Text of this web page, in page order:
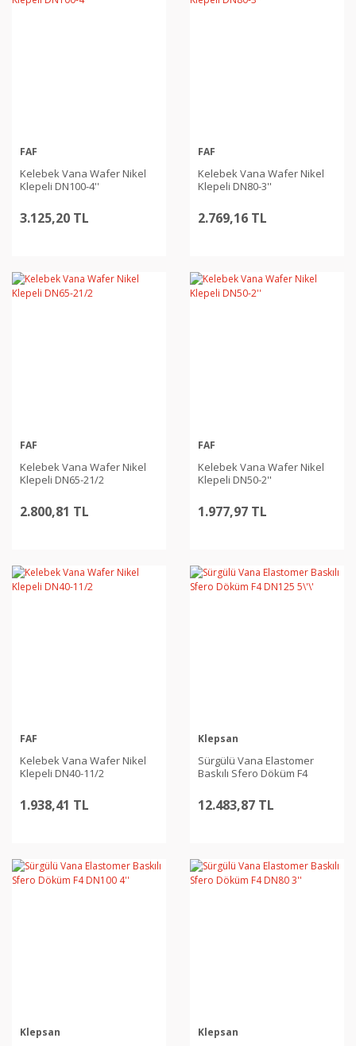
FAF
Kelebek Vana Wafer Nikel
Klepeli DN100-4''
3.125,20 TL
FAF
Kelebek Vana Wafer Nikel
Klepeli DN80-3''
2.769,16 TL
FAF
Kelebek Vana Wafer Nikel
Klepeli DN65-21/2
2.800,81 TL
FAF
Kelebek Vana Wafer Nikel
Klepeli DN50-2''
1.977,97 TL
FAF
Kelebek Vana Wafer Nikel
Klepeli DN40-11/2
1.938,41 TL
Klepsan
Sürgülü Vana Elastomer
Baskılı Sfero Döküm F4
12.483,87 TL
Klepsan Klepsan